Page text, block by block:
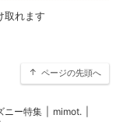
取れます
ページの先頭へ
ニー特集 mimot.